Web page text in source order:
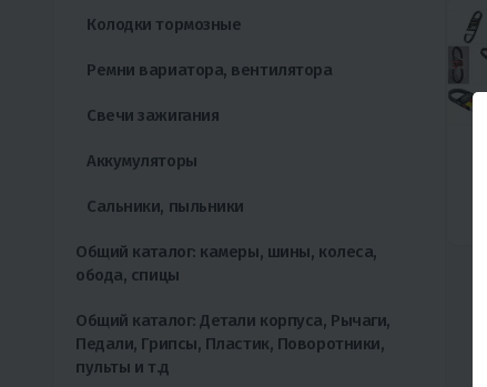
Колодки тормозные
Ремни вариатора, вентилятора
Свечи зажигания
Аккумуляторы
Сальники, пыльники
Общий каталог: камеры, шины, колеса,
обода, спицы
Общий каталог: Детали корпуса, Рычаги,
Педали, Грипсы, Пластик, Поворотники,
пульты и т.д